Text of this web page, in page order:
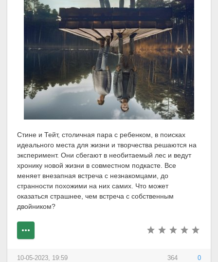
Стине и Тейт, столичная пара с ребенком, в поисках
идеального места для жизни и творчества решаются на
эксперимент. Они сбегают в необитаемый лес и ведут
хронику новой жизни в совместном подкасте. Все
меняет внезапная встреча с незнакомцами, до
странности похожими на них самих. Что может
оказаться страшнее, чем встреча с собственным
двойником?
364 0
10-05-2023, 19:59